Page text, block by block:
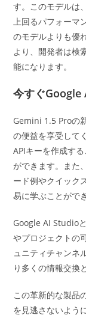
す。このモデルは
上回るパフォーマ
のモデルよりも優
より、開発者は検
能になります。
今すぐGoogle
Gemini 1.5 Proの
の便益を享受して
APIキーを作成す
ができます。また
ード例やクイック
易に学ぶことがで
Google AI Studio
やプロジェクトの
ュニティチャンネ
り多くの情報交換
この革新的な製品
を見逃さないよう